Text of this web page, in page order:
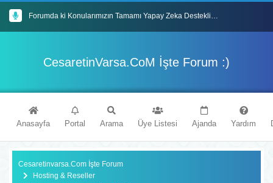
Forumda ki Konularımızın Tamamı Yapay Zeka Destekli En Güncel İçeriklerle Donatılmıştır
Cesaretinvarsa.Com Forum Sitemize Hoşgeldiniz
CesaretinVarsa.CoM İşte Forum :)
Anasayfa Portal Arama Üye Listesi Ajanda Yardım
Cesaretinvarsa.Com İşte Forum
Hosting & Reseller